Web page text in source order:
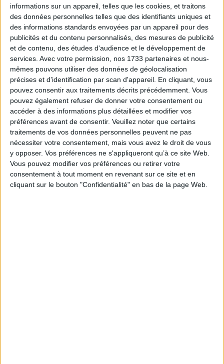
informations sur un appareil, telles que les cookies, et traitons
des données personnelles telles que des identifiants uniques et
des informations standards envoyées par un appareil pour des
publicités et du contenu personnalisés, des mesures de publicité
et de contenu, des études d'audience et le développement de
services. Avec votre permission, nos 1733 partenaires et nous-
mêmes pouvons utiliser des données de géolocalisation
précises et d’identification par scan d'appareil. En cliquant, vous
pouvez consentir aux traitements décrits précédemment. Vous
pouvez également refuser de donner votre consentement ou
accéder à des informations plus détaillées et modifier vos
préférences avant de consentir. Veuillez noter que certains
traitements de vos données personnelles peuvent ne pas
nécessiter votre consentement, mais vous avez le droit de vous
y opposer. Vos préférences ne s'appliqueront qu’à ce site Web.
Vous pouvez modifier vos préférences ou retirer votre
consentement à tout moment en revenant sur ce site et en
cliquant sur le bouton "Confidentialité" en bas de la page Web.
Non classé
Meilleurs voeux !!